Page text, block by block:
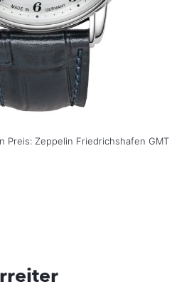
Preis: Zeppelin Friedrichshafen GMT